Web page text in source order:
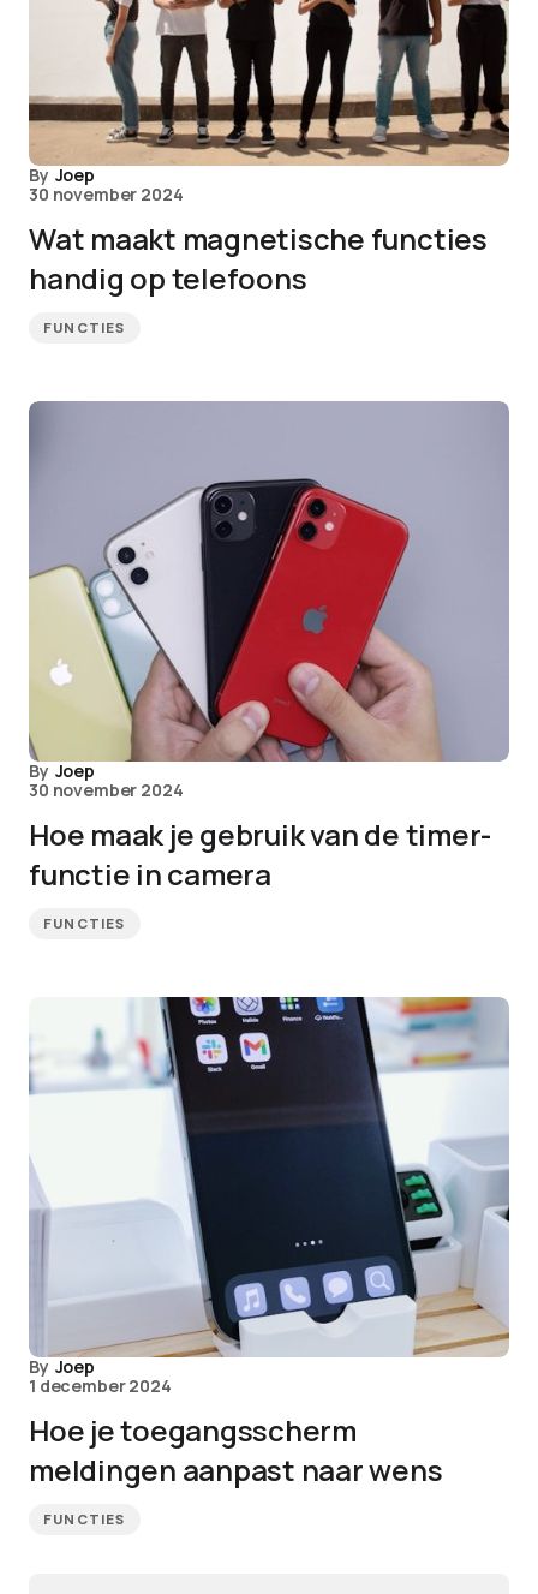
By Joep
30 november 2024
Wat maakt magnetische functies
handig op telefoons
FUNCTIES
By Joep
30 november 2024
Hoe maak je gebruik van de timer-
functie in camera
FUNCTIES
By Joep
1 december 2024
Hoe je toegangsscherm
meldingen aanpast naar wens
FUNCTIES